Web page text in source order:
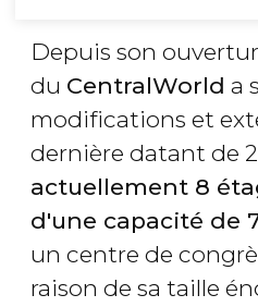
Depuis son
du CentralWorld a
modifications et
dernière datant de
actuellement 8
d'une capacité de
un centre de
raison de sa taille